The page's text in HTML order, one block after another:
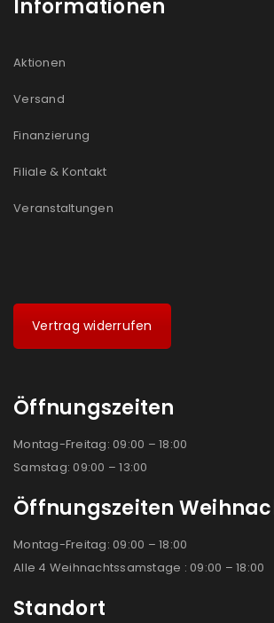
Informationen
Aktionen
Versand
Finanzierung
Filiale & Kontakt
Veranstaltungen
Vertrag widerrufen
Öffnungszeiten
Montag-Freitag: 09:00 – 18:00
Samstag: 09:00 – 13:00
Öffnungszeiten
Montag-Freitag: 09:00 – 18:00
Alle 4 Weihnachtssamstage : 09:00 – 18:00
Standort